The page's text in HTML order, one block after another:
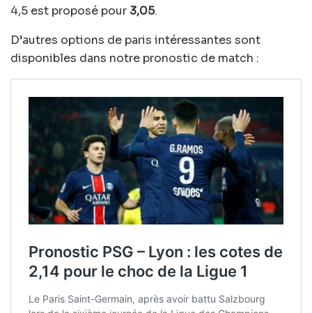
4,5 est proposé pour 3,05.
D’autres options de paris intéressantes sont
disponibles dans notre pronostic de match :